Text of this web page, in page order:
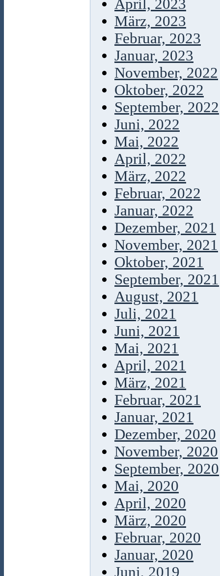
April, 2023
März, 2023
Februar, 2023
Januar, 2023
November, 2022
Oktober, 2022
September, 2022
Juni, 2022
Mai, 2022
April, 2022
März, 2022
Februar, 2022
Januar, 2022
Dezember, 2021
November, 2021
Oktober, 2021
September, 2021
August, 2021
Juli, 2021
Juni, 2021
Mai, 2021
April, 2021
März, 2021
Februar, 2021
Januar, 2021
Dezember, 2020
November, 2020
September, 2020
Mai, 2020
April, 2020
März, 2020
Februar, 2020
Januar, 2020
Juni, 2019